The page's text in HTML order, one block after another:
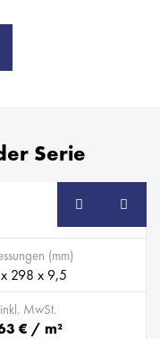
Serie
SB
(mm)
298 x 9,5
MwSt.
€ / m²